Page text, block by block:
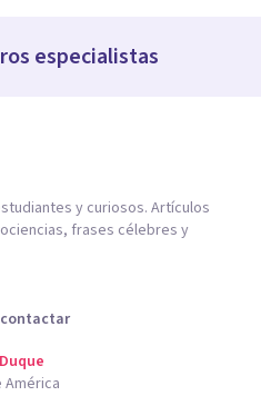
especialistas
y curiosos. Artículos
frases célebres y
contactar
América